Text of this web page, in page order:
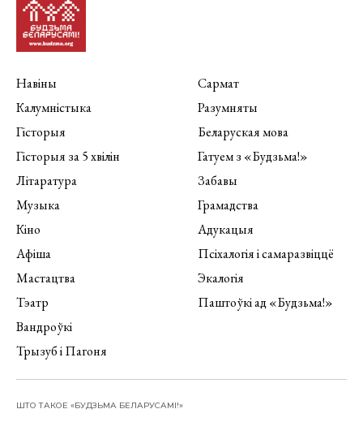
Навіны
Калумністыка
Гісторыя
Гісторыя за 5 хвілін
Літаратура
Музыка
Кіно
Афіша
Мастацтва
Тэатр
Вандроўкі
Трызуб і Пагоня
Сармат
Разумняты
Беларуская мова
Гатуем з «Будзьма!»
Забавы
Грамадства
Адукацыя
Псіхалогія і самаразвіццё
Экалогія
Паштоўкі ад «Будзьма!»
ШТО ТАКОЕ «БУДЗЬМА БЕЛАРУСАМІ!»